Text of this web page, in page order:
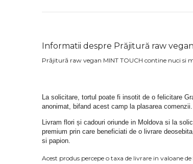
Informatii despre Prăjitură raw
Prăjitură raw vegan MINT TOUCH contine nuci si
La solicitare, tortul poate fi insotit de o felicitare
anonimat, bifand acest camp la plasarea comenzii.
Livram flori și cadouri oriunde in Moldova si la
premium prin care beneficiati de o livrare
si papion.
Acest produs percepe o taxa de livrare in valoane